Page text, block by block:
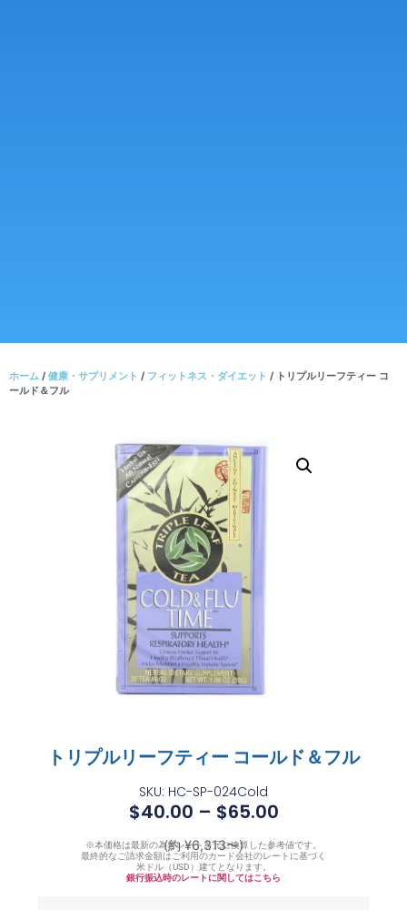
ホーム / 健康・サプリメント / フィットネス・ダイエット / トリプルリーフティー コ
ールド＆フル
トリプルリーフティー コールド＆フル
SKU: HC-SP-024Cold
$40.00 – $65.00
(約 ¥6,313〜)
※本価格は最新の為替レートを元に換算した参考値です。
最終的なご請求金額はご利用のカード会社のレートに基づく
米ドル（USD）建てとなります。
銀行振込時のレートに関してはこちら